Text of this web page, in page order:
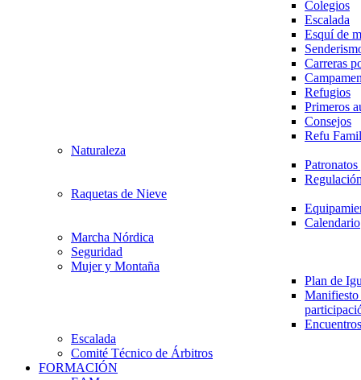
Colegios
Escalada
Esquí de
Carreras
Refugios
Primeros
Consejos
Refu
Naturaleza
Raquetas de Nieve
Calendario
Marcha Nórdica
Seguridad
Mujer y Montaña
Plan de
Escalada
Comité Técnico de Árbitros
FORMACIÓN